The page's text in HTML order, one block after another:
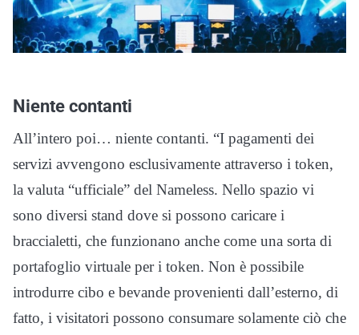
Niente contanti
All’intero poi… niente contanti. “I pagamenti dei
servizi avvengono esclusivamente attraverso i token,
la valuta “ufficiale” del Nameless. Nello spazio vi
sono diversi stand dove si possono caricare i
braccialetti, che funzionano anche come una sorta di
portafoglio virtuale per i token. Non è possibile
introdurre cibo e bevande provenienti dall’esterno, di
fatto, i visitatori possono consumare solamente ciò che